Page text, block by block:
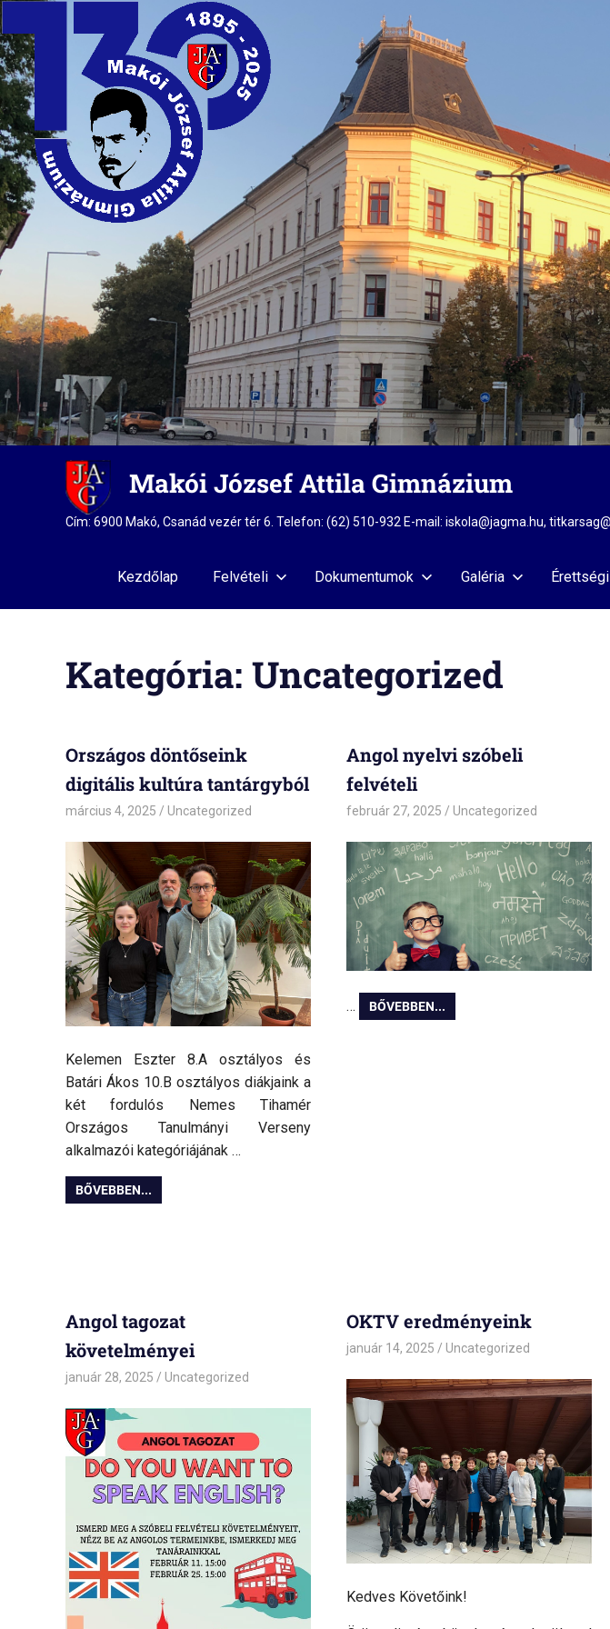
Makói József Attila Gimnázium
Cím: 6900 Makó, Csanád vezér tér 6. Telefon: (62) 510-932 E-mail: iskola@jagma.hu,
Kezdőlap Felvételi Dokumentumok Galéria Érettségi
Kategória: Uncategorized
Országos döntőseink
digitális kultúra tantárgyból
március 4, 2025 admin
Uncategorized
Kelemen Eszter 8.A osztályos és
Batári Ákos 10.B osztályos diákjaink a
két fordulós Nemes Tihamér
Országos Tanulmányi Verseny
alkalmazói kategóriájának …
BŐVEBBEN...
Angol nyelvi szóbeli
felvételi
február 27, 2025 admin
Uncategorized
… BŐVEBBEN...
Angol tagozat
követelményei
január 28, 2025 admin
Uncategorized
OKTV eredményeink
január 14, 2025 admin
Uncategorized
Kedves Követőink!